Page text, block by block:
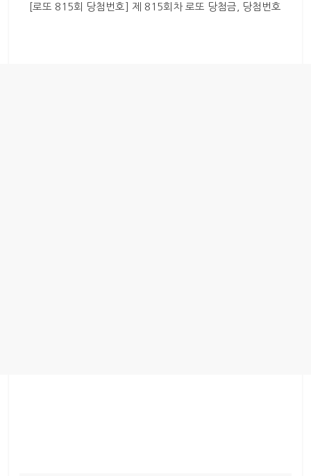
[로또 815회 당첨번호] 제 815회차 로또 당첨금, 당첨번호